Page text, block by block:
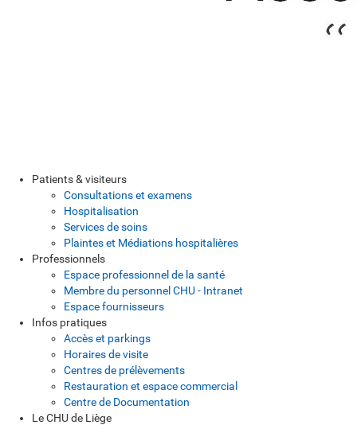
Patients & visiteurs
Consultations et examens
Hospitalisation
Services de soins
Plaintes et Médiations hospitalières
Professionnels
Espace professionnel de la santé
Membre du personnel CHU - Intranet
Espace fournisseurs
Infos pratiques
Accès et parkings
Horaires de visite
Centres de prélèvements
Restauration et espace commercial
Centre de Documentation
Le CHU de Liège